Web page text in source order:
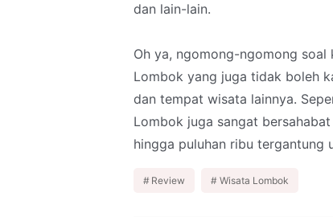
dan lain-lain.
Oh ya, ngomong-ngomong
Lombok yang juga tidak boleh
dan tempat wisata lainnya.
Lombok juga sangat
hingga puluhan ribu tergantung
Review Wisata Lombok